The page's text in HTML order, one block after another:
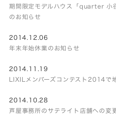
期間限定モデルハウス「quarter 小
のお知らせ
2014.12.06
年末年始休業のお知らせ
2014.11.19
LIXILメンバーズコンテスト2014で
2014.10.28
芦屋事務所のサテライト店舗への変